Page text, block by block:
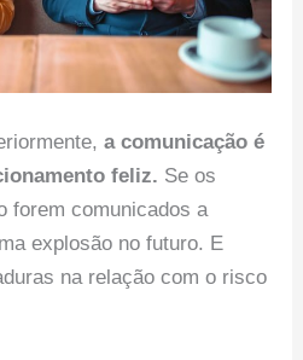
a comunicação é
feliz. Se os
forem comunicados a
explosão no futuro. E
na relação com o risco